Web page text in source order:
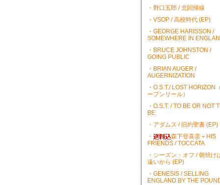
・野口五郎 / 北回帰線
・VSOP / 高校時代 (EP)
・GEORGE HARISSON /
SOMEWHERE IN
・BRUCE JOHNSTON /
GOING PUBLIC
・BRIAN AUGER /
AUGERNIZATION
・O.S.T./ LOST HORIZON
ープンリール）
・O.S.T. / TO BE OR NOT
BE
・アダムス / 旧約聖書 (EP)
・
森下登喜彦＋HIS
FRIENDS / TOCCATA
・シーズン・オフ / 朝焼け
遠いから (EP)
・GENESIS / SELLING
ENGLAND BY THE